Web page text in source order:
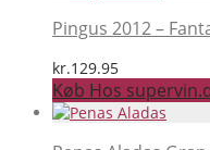
Pingus 2012 –
kr.129.95
Køb Hos